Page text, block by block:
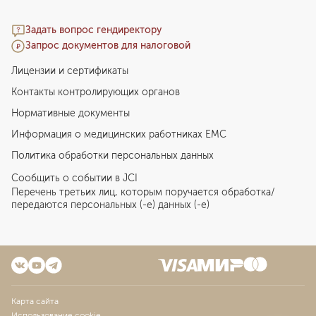
Задать вопрос гендиректору
Запрос документов для налоговой
Лицензии и сертификаты
Контакты контролирующих органов
Нормативные документы
Информация о медицинских работниках EMC
Политика обработки персональных данных
Сообщить о событии в JCI
Перечень третьих лиц, которым поручается обработка/
передаются персональных (-е) данных (-е)
Карта сайта